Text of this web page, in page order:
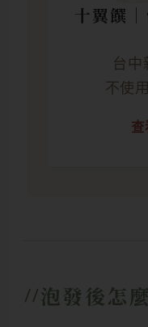
十翼饌
台中
不使
泡發後怎